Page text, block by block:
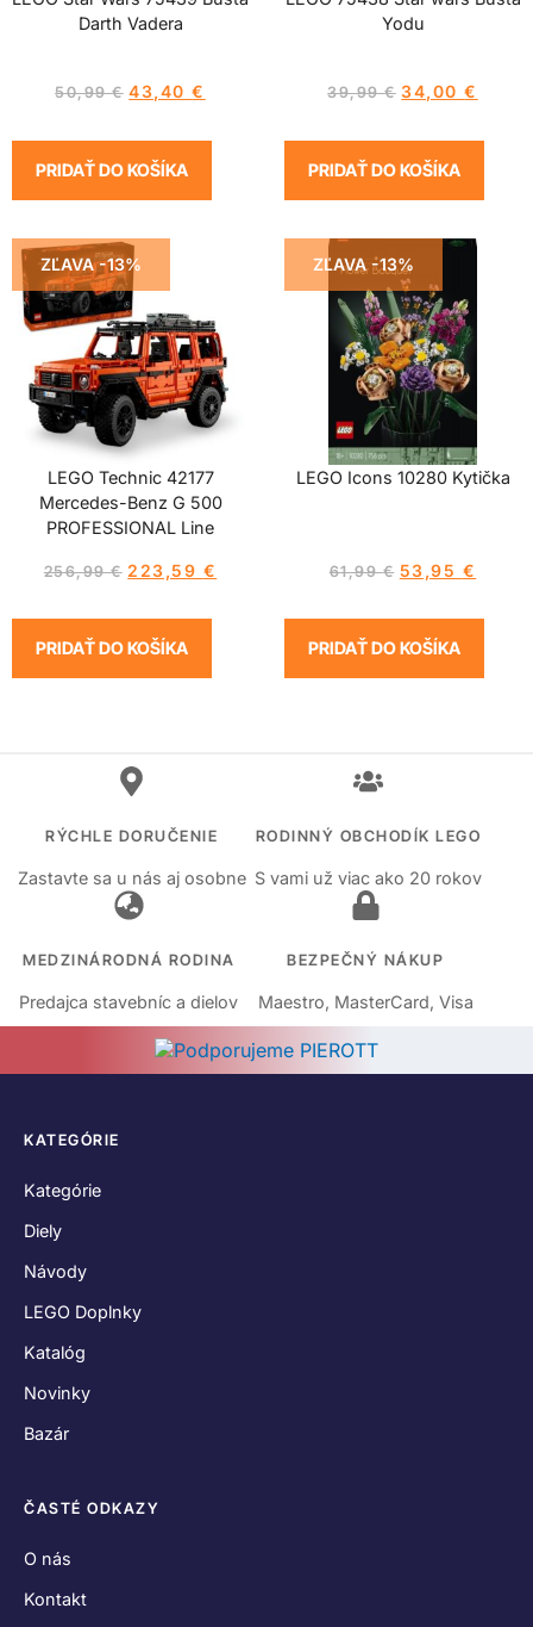
Darth Vadera
50,99€ 43,40€
PRIDAŤ DO KOŠÍKA
Yodu
39,99€ 34,00€
PRIDAŤ DO KOŠÍKA
ZĽAVA -13%
LEGO Technic 42177
Mercedes-Benz G 500
PROFESSIONAL Line
256,99€ 223,59 €
PRIDAŤ DO KOŠÍKA
ZĽAVA -13%
LEGO Icons 10280 Kytička
61,99€ 53,95 €
PRIDAŤ DO KOŠÍKA
RÝCHLE DORUČENIE
Zastavte sa u nás aj osobne
RODINNÝ OBCHODÍK LEGO
S vami už viac ako 20 rokov
MEDZINÁRODNÁ RODINA
Predajca stavebníc a dielov
BEZPEČNÝ NÁKUP
Maestro, MasterCard, Visa
KATEGÓRIE
Kategórie
Diely
Návody
LEGO Doplnky
Katalóg
Novinky
Bazár
ČASTÉ ODKAZY
O nás
Kontakt